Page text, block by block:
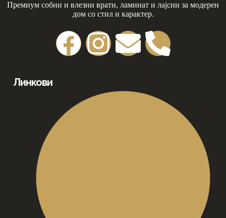
Премиум собни и влезни врати, ламинат и лајсни за модерен
дом со стил и карактер.
Линкови